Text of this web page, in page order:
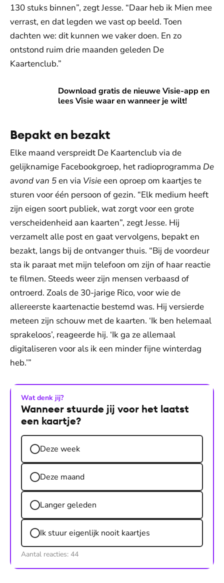
130 stuks binnen”, zegt Jesse. “Daar heb ik Mien mee
verrast, en dat legden we vast op beeld. Toen
dachten we: dit kunnen we vaker doen. En zo
ontstond ruim drie maanden geleden De
Kaartenclub.”
Download gratis de nieuwe Visie-app en
lees Visie waar en wanneer je wilt!
Download gratis de nieuwe Visie-app en lees Visie waar
Bepakt en bezakt
Elke maand verspreidt De Kaartenclub via de
gelijknamige Facebookgroep, het radioprogramma De
avond van 5en via Visieeen oproep om kaartjes te
sturen voor één persoon of gezin. “Elk medium heeft
zijn eigen soort publiek, wat zorgt voor een grote
verscheidenheid aan kaarten”, zegt Jesse. Hij
verzamelt alle post en gaat vervolgens, bepakt en
bezakt, langs bij de ontvanger thuis. “Bij de voordeur
sta ik paraat met mijn telefoon om zijn of haar reactie
te filmen. Steeds weer zijn mensen verbaasd of
ontroerd. Zoals de 30-jarige Rico, voor wie de
allereerste kaartenactie bestemd was. Hij versierde
meteen zijn schouw met de kaarten. ‘Ik ben helemaal
sprakeloos’, reageerde hij. ‘Ik ga ze allemaal
digitaliseren voor als ik een minder fijne winterdag
heb.’”
Wat denk jij?
Wanneer stuurde jij voor het laatst
een kaartje?
Deze week
Deze maand
Langer geleden
Ik stuur eigenlijk nooit kaartjes
Aantal reacties: 44